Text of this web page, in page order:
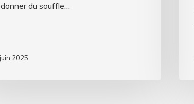
du souffle…
2025